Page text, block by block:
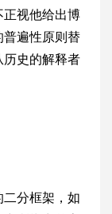
正视他给出博
普遍性原则替
历史的解释者
分框架，如